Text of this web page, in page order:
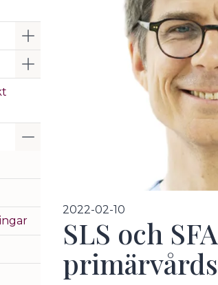
Visa/Göm undermeny
Visa/Göm undermeny
Visa/Göm undermeny
2022-02-10
SLS och